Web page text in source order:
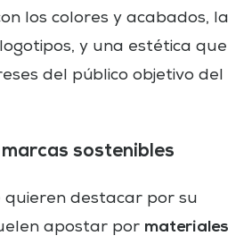
los colores y acabados, la
y una estética que
del público objetivo del
sostenibles
quieren destacar por su
apostar por materiales